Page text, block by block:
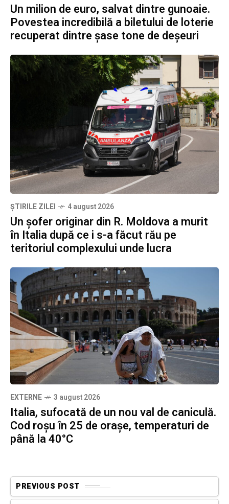
Un milion de euro, salvat dintre gunoaie.
Povestea incredibilă a biletului de loterie
recuperat dintre șase tone de deșeuri
ȘTIRILE ZILEI 4 august 2026
Un șofer originar din R. Moldova a murit
în Italia după ce i s-a făcut rău pe
teritoriul complexului unde lucra
EXTERNE 3 august 2026
Italia, sufocată de un nou val de caniculă.
Cod roșu în 25 de orașe, temperaturi de
până la 40°C
PREVIOUS POST